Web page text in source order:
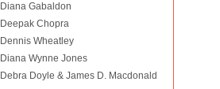
Diana Gabaldon
Deepak Chopra
Dennis Wheatley
Diana Wynne Jones
Debra Doyle & James D. Macdonald